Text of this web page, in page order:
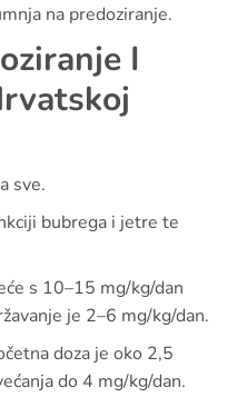
na predoziranje.
I
sve.
bubrega i jetre te
s 10–15 mg/kg/dan
je 2–6 mg/kg/dan.
doza je oko 2,5
do 4 mg/kg/dan.